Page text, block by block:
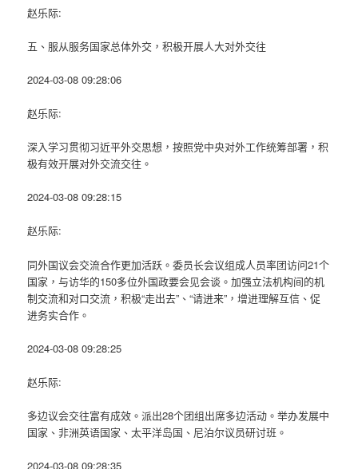
赵乐际:
五、服从服务国家总体外交，积极开展人大对外交往
2024-03-08 09:28:06
赵乐际:
深入学习贯彻习近平外交思想，按照党中央对外工作统筹部署，积
极有效开展对外交流交往。
2024-03-08 09:28:15
赵乐际:
同外国议会交流合作更加活跃。委员长会议组成人员率团访问21个
国家，与访华的150多位外国政要会见会谈。加强立法机构间的机
制交流和对口交流，积极“走出去”、“请进来”，增进理解互信、促
进务实合作。
2024-03-08 09:28:25
赵乐际:
多边议会交往富有成效。派出28个团组出席多边活动。举办发展中
国家、非洲英语国家、太平洋岛国、尼泊尔议员研讨班。
2024-03-08 09:28:35